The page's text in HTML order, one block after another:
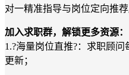
对一精准指导与岗位定向推荐
加入求职群，解锁更多资源：
1.?海量岗位直推?：求职顾
更新；